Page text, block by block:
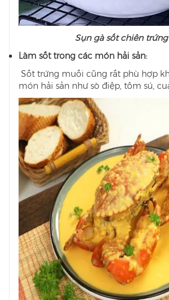
Sụn gà sốt chiên
Làm sốt trong các món hải sản:
Sốt trứng muối cũng rất phù hợp
món hải sản như sò điệp, tôm sú,